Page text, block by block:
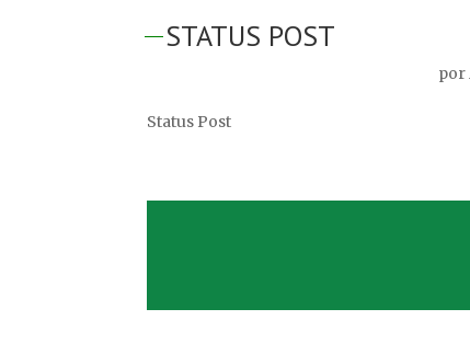
STATUS POST
por
Status Post